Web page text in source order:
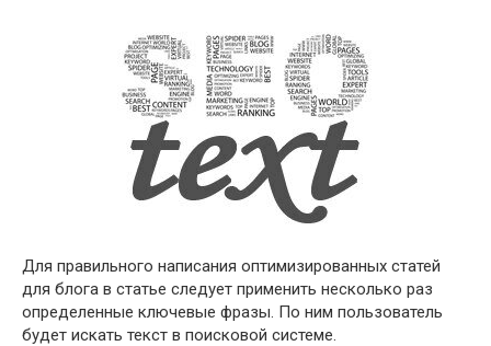
Для правильного написания оптимизированных статей
для блога в статье следует применить несколько раз
определенные ключевые фразы. По ним пользователь
будет искать текст в поисковой системе.